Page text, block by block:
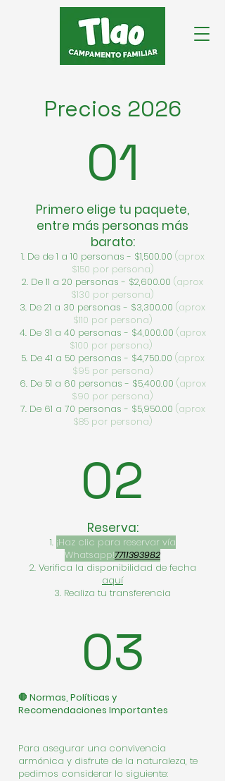
Precios 2026
01
Primero elige tu paquete,
entre más personas más
barato:
De de 1 a 10 personas - $1,500.00 (aprox
$150 por persona)
De 11 a 20 personas - $2,600.00 (aprox
$130 por persona)
De 21 a 30 personas - $3,300.00 (aprox
$110 por persona)
De 31 a 40 personas - $4,000.00 (aprox
$100 por persona)
De 41 a 50 personas - $4,750.00 (aprox
$95 por persona)
De 51 a 60 personas - $5,400.00 (aprox
$90 por persona)
De 61 a 70 personas - $5,950.00 (aprox
$85 por persona)
02
Reserva:
¡Haz clic para reservar vía
Whatsapp!7711393982
Verifica la disponibilidad de fecha
aquí
Realiza tu transferencia
03
🛑 Normas, Políticas y
Recomendaciones Importantes
Para asegurar una convivencia
armónica y disfrute de la naturaleza, te
pedimos considerar lo siguiente: